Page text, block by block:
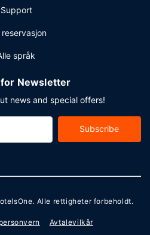
Support
reservasjon
språk
for Newsletter
news and special offers!
Subscribe
. Alle rettigheter forbeholdt.
Avtalevilkår